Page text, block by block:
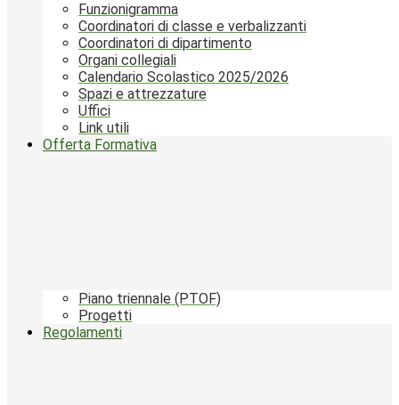
Funzionigramma
Coordinatori di classe e verbalizzanti
Coordinatori di dipartimento
Organi collegiali
Calendario Scolastico 2025/2026
Spazi e attrezzature
Uffici
Link utili
Offerta Formativa
Piano triennale (PTOF)
Progetti
Regolamenti